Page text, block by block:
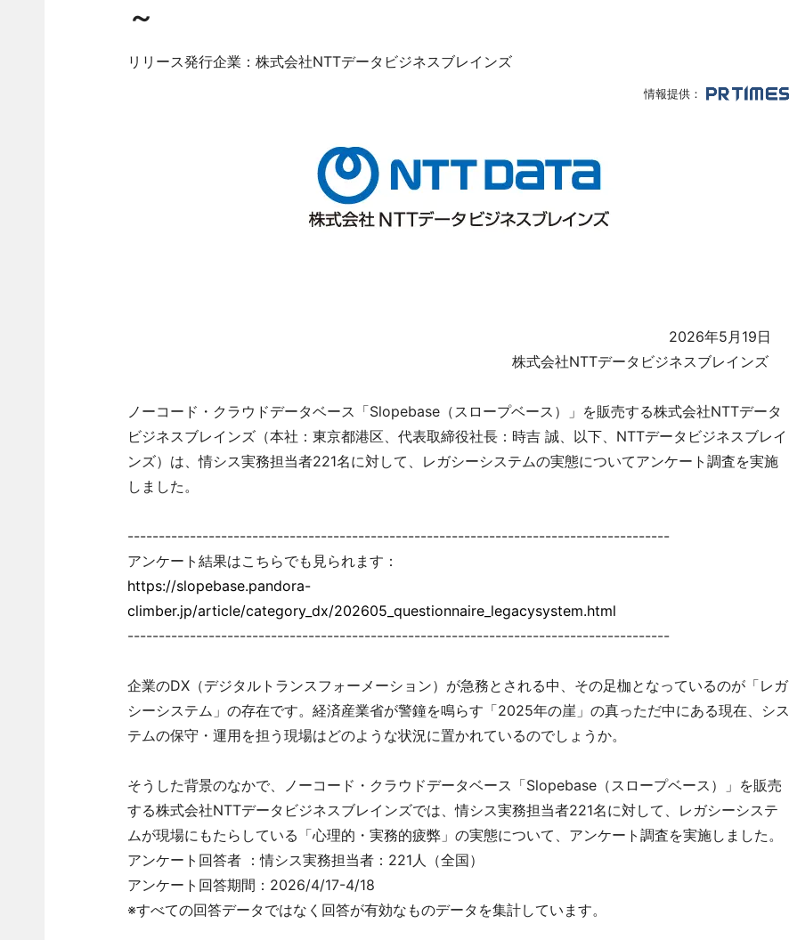
～
リリース発行企業：株式会社NTTデータビジネスブレインズ
情報提供：
2026年5月19日
株式会社NTTデータビジネスブレインズ
ノーコード・クラウドデータベース「Slopebase（スロープベース）」を販売する株式会社NTTデータ
ビジネスブレインズ（本社：東京都港区、代表取締役社長：時吉 誠、以下、NTTデータビジネスブレイ
ンズ）は、情シス実務担当者221名に対して、レガシーシステムの実態についてアンケート調査を実施
しました。
---------------------------------------------------------------------------------------
アンケート結果はこちらでも見られます：
https://slopebase.pandora-
climber.jp/article/category_dx/202605_questionnaire_legacysystem.html
---------------------------------------------------------------------------------------
企業のDX（デジタルトランスフォーメーション）が急務とされる中、その足枷となっているのが「レガ
シーシステム」の存在です。経済産業省が警鐘を鳴らす「2025年の崖」の真っただ中にある現在、シス
テムの保守・運用を担う現場はどのような状況に置かれているのでしょうか。
そうした背景のなかで、ノーコード・クラウドデータベース「Slopebase（スロープベース）」を販売
する株式会社NTTデータビジネスブレインズでは、情シス実務担当者221名に対して、レガシーシステ
ムが現場にもたらしている「心理的・実務的疲弊」の実態について、アンケート調査を実施しました。
アンケート回答者 ：情シス実務担当者：221人（全国）
アンケート回答期間：2026/4/17-4/18
※すべての回答データではなく回答が有効なものデータを集計しています。